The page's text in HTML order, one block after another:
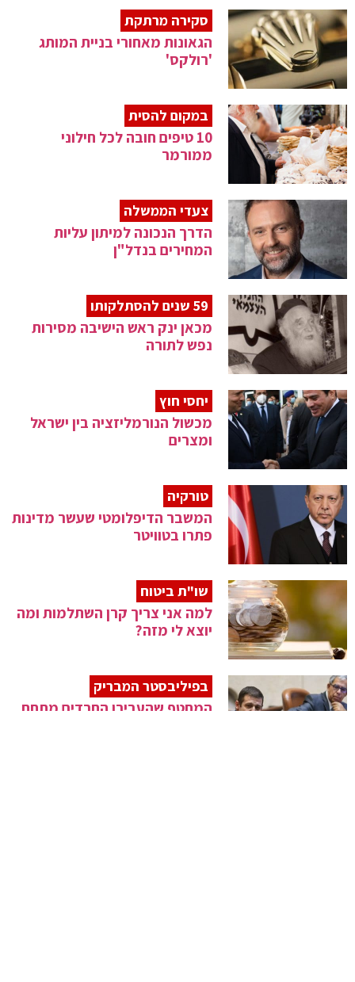
סקירה מרתקת
הגאונות מאחורי בניית המותג
'רולקס'
במקום להסית
10 טיפים חובה לכל חילוני
ממורמר
צעדי הממשלה
הדרך הנכונה למיתון עליות
המחירים בנדל"ן
59 שנים להסתלקותו
מכאן ינק ראש הישיבה מסירות
נפש לתורה
יחסי חוץ
מכשול הנורמליזציה בין ישראל
ומצרים
טורקיה
המשבר הדיפלומטי שעשר מדינות
פתרו בטוויטר
שו"ת ביטוח
למה אני צריך קרן השתלמות ומה
יוצא לי מזה?
בפיליבסטר המבריק
המחטף שהעבירו החרדים מתחת